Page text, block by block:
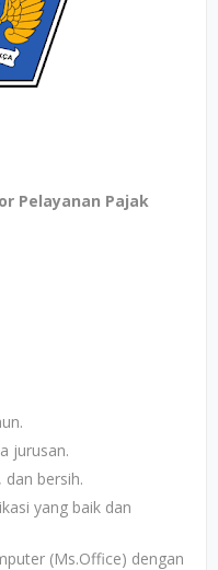
Pelayanan Pajak
jurusan.
bersih.
yang baik dan
(Ms.Office) dengan